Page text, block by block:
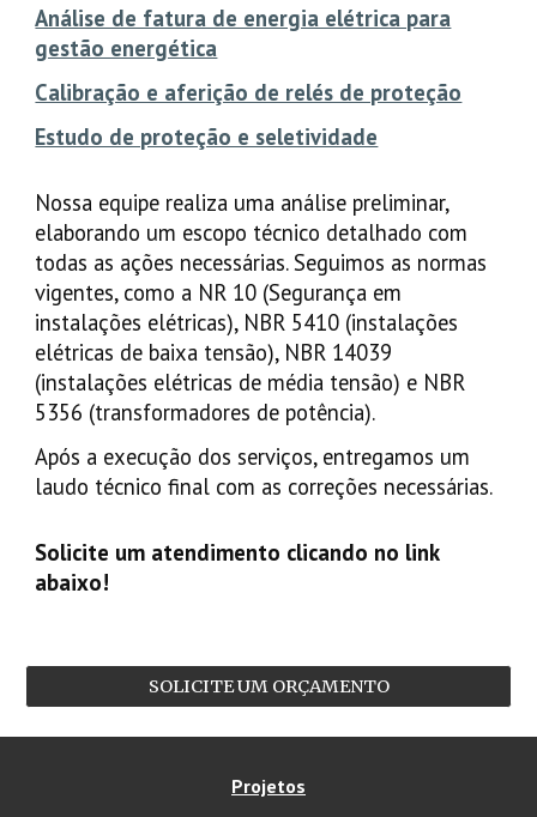
Análise de fatura de energia elétrica para
gestão energética
Calibração e aferição de relés de proteção
Estudo de proteção e seletividade
Nossa equipe realiza uma análise preliminar,
elaborando um escopo técnico detalhado com
todas as ações necessárias. Seguimos as normas
vigentes, como a NR 10 (Segurança em
instalações elétricas), NBR 5410 (instalações
elétricas de baixa tensão), NBR 14039
(instalações elétricas de média tensão) e NBR
5356 (transformadores de potência).
Após a execução dos serviços, entregamos um
laudo técnico final com as correções necessárias.
Solicite um atendimento clicando no link
abaixo!
SOLICITE UM ORÇAMENTO
Projetos